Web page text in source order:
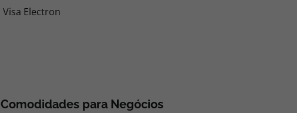
Visa Electron
Comodidades para Negócios